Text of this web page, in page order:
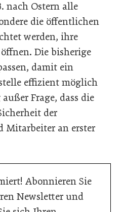
nach Ostern alle
die öffentlichen
werden, ihre
Die bisherige
damit ein
effizient möglich
Frage, dass die
der
Mitarbeiter an erster
Abonnieren Sie
Newsletter und